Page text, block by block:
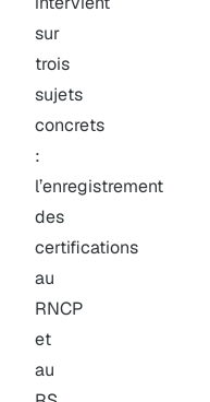
sur
trois
sujets
concrets
:
l’enregistrement
des
certifications
au
RNCP
et
au